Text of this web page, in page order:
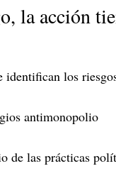
la acción
identifican los
antimonopolio
de las prácticas